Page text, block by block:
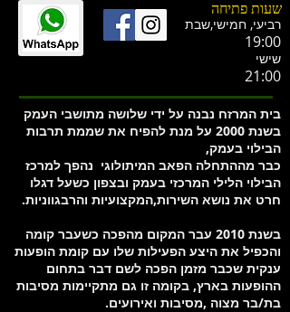
שעות פתיחה
רביעי, חמישי,שבת
19:00
שישי
21:00
בית המרזח נבנה על ידי שלושה מתושבי העמק
בשנת 2000 על מנת להפיח את שממת תרבות
הבילוי בעמק,
כבר מההתחלה הפאב המיתולוגי נהפך למרכז
הבילוי הלילי המרכזי בעמק ובצפון כשעל דגלו
חרט את נושא השירות,המקצועיות והרבגווניות.
בשנת 2010 עבר המקום מהפכה כשעבר קומה
והכפיל את היצע הפעילות שלו עם קומת הופעות
ענקית שכבר מזמן הפכה לשם דבר בתחום
ההופעות בארץ, בקומה זו גם מתקיימות מסיבות
בת/בר מצוה ,מסיבות ואירועים.